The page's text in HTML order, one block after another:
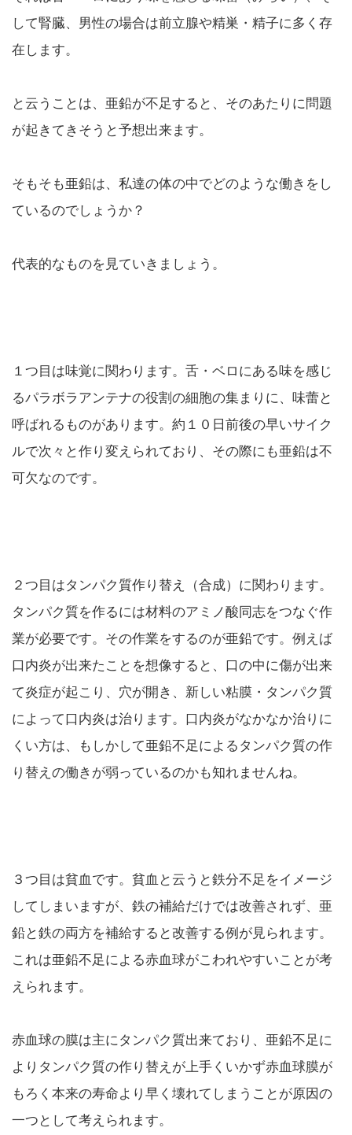
して腎臓、男性の場合は前立腺や精巣・精子に多く存
在します。
と云うことは、亜鉛が不足すると、そのあたりに問題
が起きてきそうと予想出来ます。
そもそも亜鉛は、私達の体の中でどのような働きをし
ているのでしょうか？
代表的なものを見ていきましょう。
１つ目は味覚に関わります。舌・ベロにある味を感じ
るパラボラアンテナの役割の細胞の集まりに、味蕾と
呼ばれるものがあります。約１０日前後の早いサイク
ルで次々と作り変えられており、その際にも亜鉛は不
可欠なのです。
２つ目はタンパク質作り替え（合成）に関わります。
タンパク質を作るには材料のアミノ酸同志をつなぐ作
業が必要です。その作業をするのが亜鉛です。例えば
口内炎が出来たことを想像すると、口の中に傷が出来
て炎症が起こり、穴が開き、新しい粘膜・タンパク質
によって口内炎は治ります。口内炎がなかなか治りに
くい方は、もしかして亜鉛不足によるタンパク質の作
り替えの働きが弱っているのかも知れませんね。
３つ目は貧血です。貧血と云うと鉄分不足をイメージ
してしまいますが、鉄の補給だけでは改善されず、亜
鉛と鉄の両方を補給すると改善する例が見られます。
これは亜鉛不足による赤血球がこわれやすいことが考
えられます。
赤血球の膜は主にタンパク質出来ており、亜鉛不足に
よりタンパク質の作り替えが上手くいかず赤血球膜が
もろく本来の寿命より早く壊れてしまうことが原因の
一つとして考えられます。